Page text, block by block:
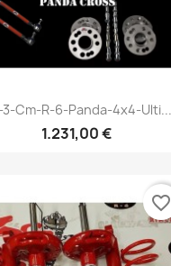
Anteprima
Cm-R-6-Panda-4x4-Ulti...
1.231,00 €
favorite_border